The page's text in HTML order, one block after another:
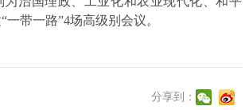
带一路”4场高级别会议。
分享到：